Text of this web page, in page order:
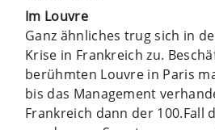
Im Louvre
Ganz ähnliches trug sich in
Krise in Frankreich zu.
berühmten Louvre in Paris
bis das Management
Frankreich dann der 100.Fall